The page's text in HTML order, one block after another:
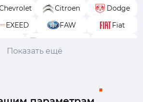
Citroen
Dodge
EXEED FAW
Fiat
Показать ещё